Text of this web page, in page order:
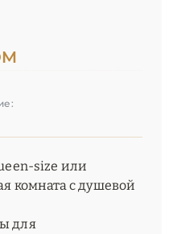
size или
комната с душевой
для